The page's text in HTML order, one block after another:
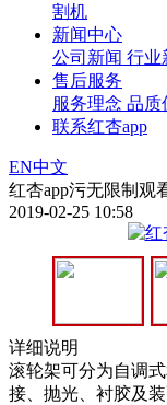
割机
新闻中心
公司新闻 行业
售后服务
服务理念 品质
联系红杏app
EN中文
红杏app污无限制观
2019-02-25 10:58
详细说明
滚轮架可分为自调式
接、抛光、衬